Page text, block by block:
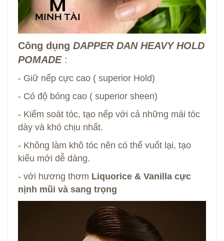
Công dụng DAPPER DAN HEAVY HOLD
POMADE :
- Giữ nếp cực cao ( superior Hold)
- Có độ bóng cao ( superior sheen)
- Kiểm soát tóc, tạo nếp với cả những mái tóc
dày và khó chịu nhất.
- Không làm khô tóc nên có thể vuốt lại, tạo
kiểu mới dễ dàng.
- với hương thơm Liquorice & Vanilla cực
nịnh mũi và sang trọng